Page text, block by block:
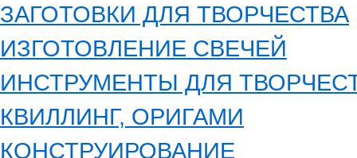
ЗАГОТОВКИ ДЛЯ ТВОРЧЕСТВА
ИЗГОТОВЛЕНИЕ СВЕЧЕЙ
ИНСТРУМЕНТЫ ДЛЯ
КВИЛЛИНГ, ОРИГАМИ
КОНСТРУИРОВАНИЕ